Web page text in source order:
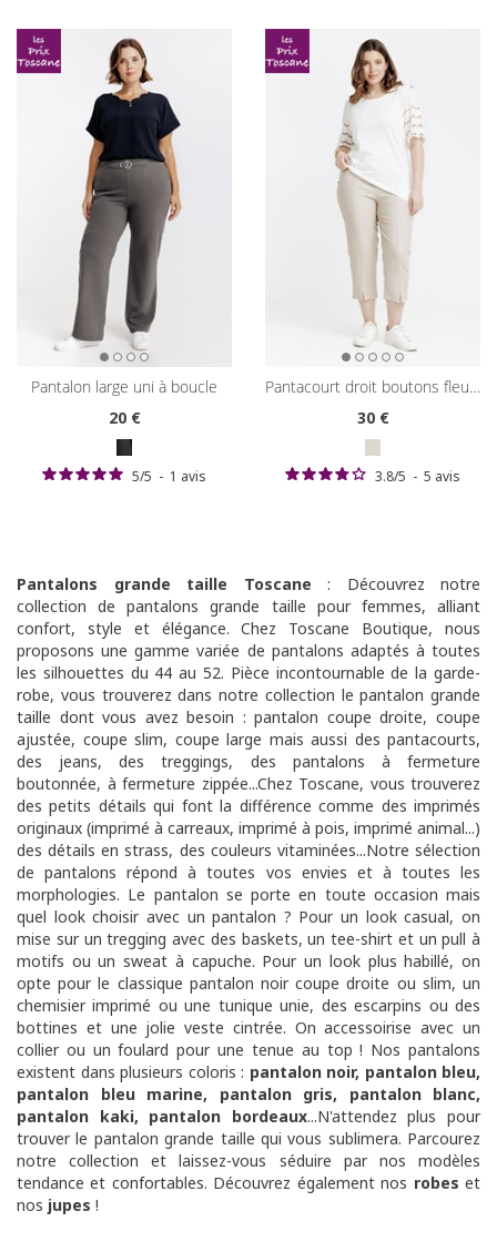
pantalon large uni à boucle
20€
5/5 - 1 avis
pantacourt droit boutons fleurs
30€
3.8/5 - 5 avis
Pantalons grande taille Toscane : Découvrez notre
collection de pantalons grande taille pour femmes, alliant
confort, style et élégance. Chez Toscane Boutique, nous
proposons une gamme variée de pantalons adaptés à toutes
les silhouettes du 44 au 52. Pièce incontournable de la garde-
robe, vous trouverez dans notre collection le pantalon grande
taille dont vous avez besoin : pantalon coupe droite, coupe
ajustée, coupe slim, coupe large mais aussi des pantacourts,
des jeans, des treggings, des pantalons à fermeture
boutonnée, à fermeture zippée...Chez Toscane, vous trouverez
des petits détails qui font la différence comme des imprimés
originaux (imprimé à carreaux, imprimé à pois, imprimé animal...)
des détails en strass, des couleurs vitaminées...Notre sélection
de pantalons répond à toutes vos envies et à toutes les
morphologies. Le pantalon se porte en toute occasion mais
quel look choisir avec un pantalon ? Pour un look casual, on
mise sur un tregging avec des baskets, un tee-shirt et un pull à
motifs ou un sweat à capuche. Pour un look plus habillé, on
opte pour le classique pantalon noir coupe droite ou slim, un
chemisier imprimé ou une tunique unie, des escarpins ou des
bottines et une jolie veste cintrée. On accessoirise avec un
collier ou un foulard pour une tenue au top ! Nos pantalons
existent dans plusieurs coloris : pantalon noir, pantalon bleu,
pantalon bleu marine, pantalon gris, pantalon blanc,
pantalon kaki, pantalon bordeaux...N'attendez plus pour
trouver le pantalon grande taille qui vous sublimera. Parcourez
notre collection et laissez-vous séduire par nos modèles
tendance et confortables. Découvrez également nos robes et
nos jupes !